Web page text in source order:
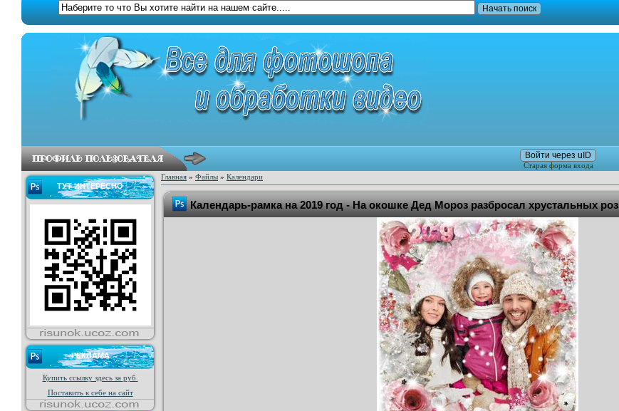
Войти через uID
Старая форма входа
ТУТ ИНТЕРЕСНО
РЕКЛАМА
Купить ссылку здесь за руб.
Поставить к себе на сайт
Главная » Файлы » Календари
Календарь-рамка на 2019 год - На окошке Дед Мороз разбросал хрустальных роз